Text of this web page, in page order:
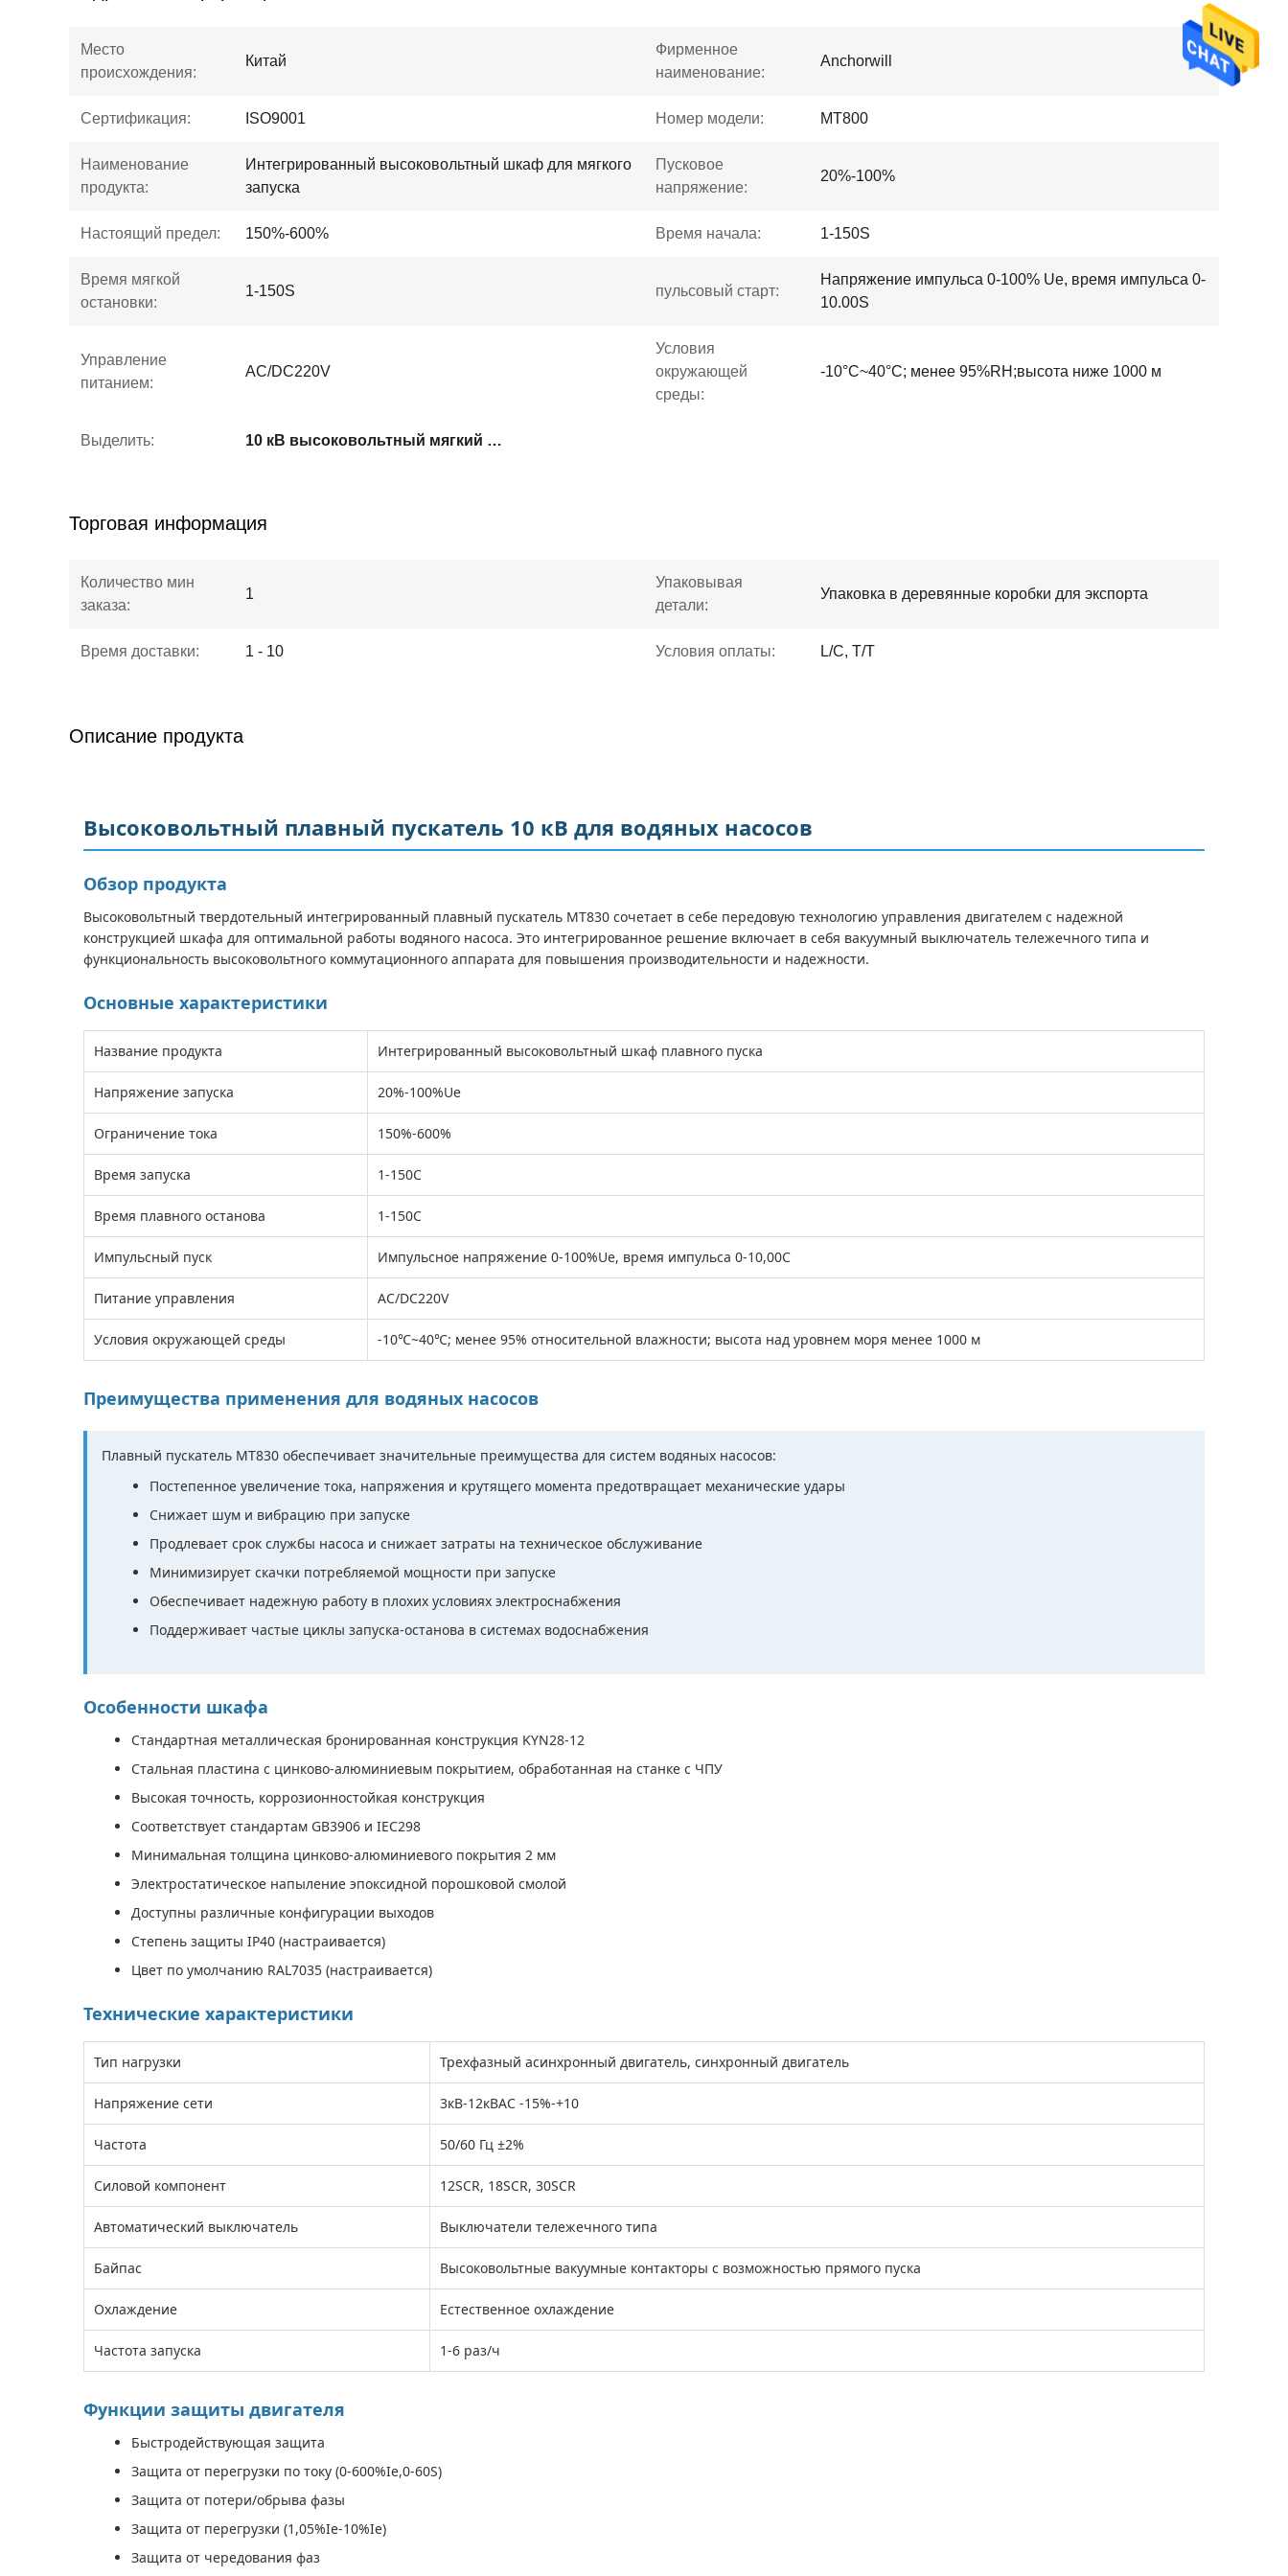
Место
происхождения:
Китай
Фирменное
наименование:
Anchorwill
Сертификация: ISO9001 Номер модели: MT800
Наименование
продукта:
Интегрированный высоковольтный шкаф для мягкого
запуска
Пусковое
напряжение:
20%-100%
Настоящий предел: 150%-600% Время начала: 1-150S
Время мягкой
остановки:
1-150S пульсовый старт:
Напряжение импульса 0-100% Ue, время импульса 0-
10.00S
Управление
питанием:
AC/DC220V
Условия
окружающей
среды:
-10°C~40°C; менее 95%RH;высота ниже 1000 м
Выделить: 10 кВ высоковольтный мягкий стартер
Торговая информация
Количество мин
заказа:
1
Упаковывая
детали:
Упаковка в деревянные коробки для экспорта
Время доставки: 1 - 10 Условия оплаты: L/C, T/T
Описание продукта
Высоковольтный плавный пускатель 10 кВ для водяных насосов
Обзор продукта
Высоковольтный твердотельный интегрированный плавный пускатель MT830 сочетает в себе передовую технологию управления двигателем с надежной
конструкцией шкафа для оптимальной работы водяного насоса. Это интегрированное решение включает в себя вакуумный выключатель тележечного типа и
функциональность высоковольтного коммутационного аппарата для повышения производительности и надежности.
Основные характеристики
Название продукта Интегрированный высоковольтный шкаф плавного пуска
Напряжение запуска 20%-100%Ue
Ограничение тока 150%-600%
Время запуска 1-150С
Время плавного останова 1-150С
Импульсный пуск Импульсное напряжение 0-100%Ue, время импульса 0-10,00С
Питание управления AC/DC220V
Условия окружающей среды -10℃~40℃; менее 95% относительной влажности; высота над уровнем моря менее 1000 м
Преимущества применения для водяных насосов
Плавный пускатель MT830 обеспечивает значительные преимущества для систем водяных насосов:
Постепенное увеличение тока, напряжения и крутящего момента предотвращает механические удары
Снижает шум и вибрацию при запуске
Продлевает срок службы насоса и снижает затраты на техническое обслуживание
Минимизирует скачки потребляемой мощности при запуске
Обеспечивает надежную работу в плохих условиях электроснабжения
Поддерживает частые циклы запуска-останова в системах водоснабжения
Особенности шкафа
Стандартная металлическая бронированная конструкция KYN28-12
Стальная пластина с цинково-алюминиевым покрытием, обработанная на станке с ЧПУ
Высокая точность, коррозионностойкая конструкция
Соответствует стандартам GB3906 и IEC298
Минимальная толщина цинково-алюминиевого покрытия 2 мм
Электростатическое напыление эпоксидной порошковой смолой
Доступны различные конфигурации выходов
Степень защиты IP40 (настраивается)
Цвет по умолчанию RAL7035 (настраивается)
Технические характеристики
Тип нагрузки Трехфазный асинхронный двигатель, синхронный двигатель
Напряжение сети 3кВ-12кВAC -15%-+10
Частота 50/60 Гц ±2%
Силовой компонент 12SCR, 18SCR, 30SCR
Автоматический выключатель Выключатели тележечного типа
Байпас Высоковольтные вакуумные контакторы с возможностью прямого пуска
Охлаждение Естественное охлаждение
Частота запуска 1-6 раз/ч
Функции защиты двигателя
Быстродействующая защита
Защита от перегрузки по току (0-600%Ie,0-60S)
Защита от потери/обрыва фазы
Защита от перегрузки (1,05%Ie-10%Ie)
Защита от чередования фаз